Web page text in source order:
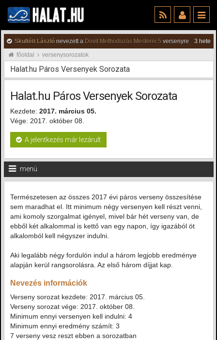
Skultéti László nevezett a Dovit Methodozás Mesterei 5 versenyre
3 hete
főoldal
versenysorozatok
Halat.hu Páros Versenyek Sorozata
Halat.hu Páros Versenyek Sorozata
Kezdete: 2017. március 05.
Vége: 2017. október 08.
A jelentkezés már lezárult
menü
Természetesen az összes 2017 évi páros verseny összesítése
sem maradhat el. Itt minimum négy versenyen kell részt venni,
ami komoly szorgalmat igényel, mivel bár hét verseny van, de
ebből két alkalommal is kettő van egy napon, így igazából öt
alkalomból kell négyszer indulni.
Aki legalább négy fordulón indul a három legjobb eredménye
alapján kerül rangsorolásra. Az első három díjjat kap.
Nevezés információk
Verseny sorozat kezdete: 2017. március 05.
Verseny sorozat vége: 2017. október 08.
Minimum ennyi versenyen kell indulni: 4
Minimum ennyi eredmény számít: 3
7 verseny vesz reszt ebben a sorozatban